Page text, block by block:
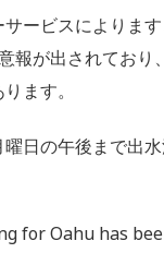
ービスによりま
報が出されており
ます。
日の午後まで出
for Oahu has